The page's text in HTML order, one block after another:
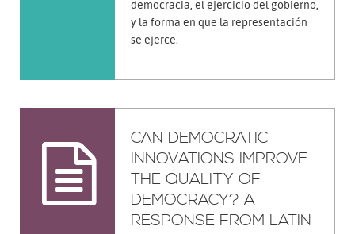
democracia, el ejercicio del gobierno,
y la forma en que la representación
se ejerce.
CAN DEMOCRATIC
INNOVATIONS IMPROVE
THE QUALITY OF
DEMOCRACY? A
RESPONSE FROM LATIN